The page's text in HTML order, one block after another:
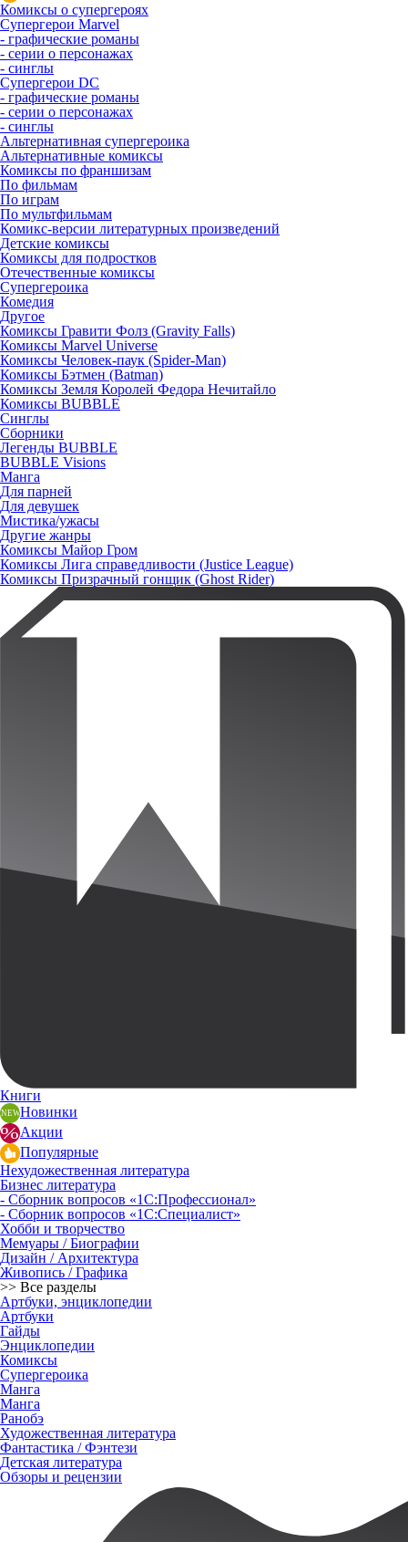
Комиксы о супергероях
Супергерои Marvel
- графические романы
- серии о персонажах
- синглы
Супергерои DC
- графические романы
- серии о персонажах
- синглы
Альтернативная супергероика
Альтернативные комиксы
Комиксы по франшизам
По фильмам
По играм
По мультфильмам
Комикс-версии литературных произведений
Детские комиксы
Комиксы для подростков
Отечественные комиксы
Супергероика
Комедия
Другое
Комиксы Гравити Фолз (Gravity Falls)
Комиксы Marvel Universe
Комиксы Человек-паук (Spider-Man)
Комиксы Бэтмен (Batman)
Комиксы Земля Королей Федора Нечитайло
Комиксы BUBBLE
Синглы
Сборники
Легенды BUBBLE
BUBBLE Visions
Манга
Для парней
Для девушек
Мистика/ужасы
Другие жанры
Комиксы Майор Гром
Комиксы Лига справедливости (Justice League)
Комиксы Призрачный гонщик (Ghost Rider)
Книги
Новинки
Акции
Популярные
Нехудожественная литература
Бизнес литература
- Сборник вопросов «1С:Профессионал»
- Сборник вопросов «1С:Специалист»
Хобби и творчество
Мемуары / Биографии
Дизайн / Архитектура
Живопись / Графика
>> Все разделы
Артбуки, энциклопедии
Артбуки
Гайды
Энциклопедии
Комиксы
Супергероика
Манга
Манга
Ранобэ
Художественная литература
Фантастика / Фэнтези
Детская литература
Обзоры и рецензии